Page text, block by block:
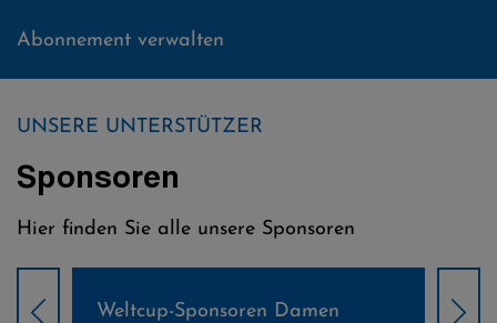
Abonnement verwalten
UNSERE UNTERSTÜTZER
Sponsoren
Hier finden Sie alle unsere Sponsoren
Weltcup-Sponsoren Damen